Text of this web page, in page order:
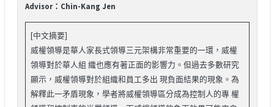
Advisor：Chin-Kang Jen
[中文摘要]
威權領導是華人家長式領導三元架構非常重要的一環，威權
領導對於華人組 織也應有著正面的影響力。但過去多數研究
顯示，威權領導對於組織和員工多出 現負面結果的現象。為
解釋此一矛盾現象，學者將威權領導區分成為控制人的專 權